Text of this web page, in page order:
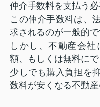
仲介手数料を支払う必
この仲介手数料は、
求されるのが一般的で
しかし、不動産会
額、もしくは無料にで
少しでも購入負担を
数料が安くなる不動産